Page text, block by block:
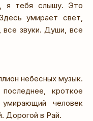
я тебя слышу. Это
умирает свет,
все звуки. Души, все
небесных музык.
кроткое
человек
Дорогой в Рай.